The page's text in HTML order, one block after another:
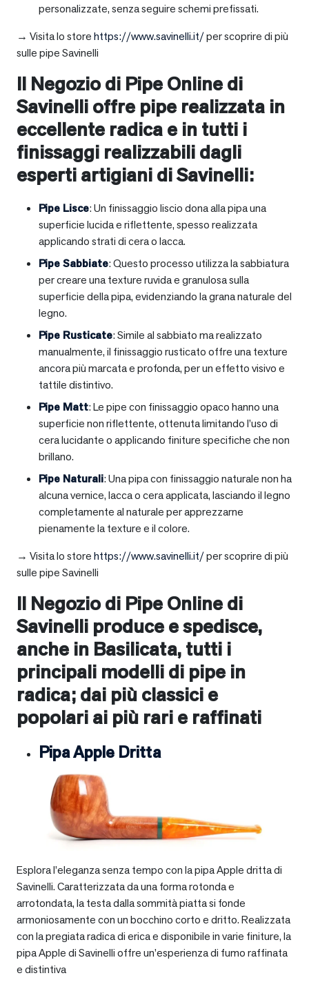
personalizzate, senza seguire schemi prefissati.
→ Visita lo storehttps://www.savinelli.it/per scoprire di più
sulle pipe Savinelli
Il Negozio di Pipe Online di
Savinelli offre pipe realizzata in
eccellente radica e in tutti i
finissaggi realizzabili dagli
esperti artigiani di Savinelli:
Pipe Lisce: Un finissaggio liscio dona alla pipa una
superficie lucida e riflettente, spesso realizzata
applicando strati di cera o lacca.
Pipe Sabbiate: Questo processo utilizza la sabbiatura
per creare una texture ruvida e granulosa sulla
superficie della pipa, evidenziando la grana naturale del
legno.
Pipe Rusticate: Simile al sabbiato ma realizzato
manualmente, il finissaggio rusticato offre una texture
ancora più marcata e profonda, per un effetto visivo e
tattile distintivo.
Pipe Matt: Le pipe con finissaggio opaco hanno una
superficie non riflettente, ottenuta limitando l’uso di
cera lucidante o applicando finiture specifiche che non
brillano.
Pipe Naturali: Una pipa con finissaggio naturale non ha
alcuna vernice, lacca o cera applicata, lasciando il legno
completamente al naturale per apprezzarne
pienamente la texture e il colore.
→ Visita lo storehttps://www.savinelli.it/per scoprire di più
sulle pipe Savinelli
Il Negozio di Pipe Online di
Savinelli produce e spedisce,
anche in Basilicata, tutti i
principali modelli di pipe in
radica; dai più classici e
popolari ai più rari e raffinati
Pipa Apple Dritta
Esplora l’eleganza senza tempo con la pipa Apple dritta di
Savinelli. Caratterizzata da una forma rotonda e
arrotondata, la testa dalla sommità piatta si fonde
armoniosamente con un bocchino corto e dritto. Realizzata
con la pregiata radica di erica e disponibile in varie finiture, la
pipa Apple di Savinelli offre un’esperienza di fumo raffinata
e distintiva